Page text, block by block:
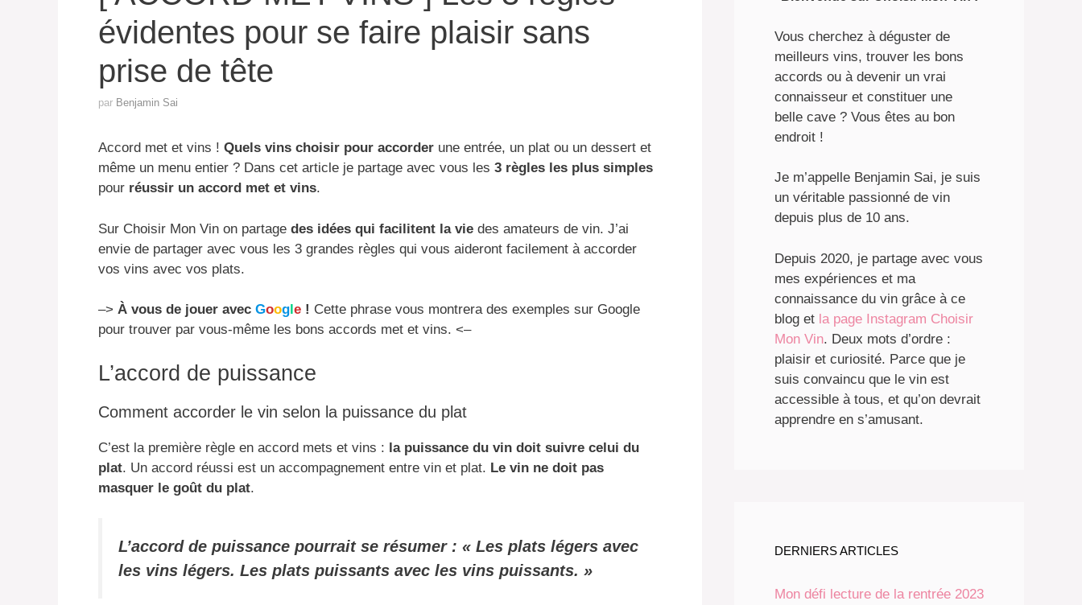
évidentes pour se faire plaisir sans
prise de tête
par Benjamin Sai
Accord met et vins ! Quels vins choisir pour accorder une entrée, un plat ou un dessert et
même un menu entier ? Dans cet article je partage avec vous les 3 règles les plus simples
pour réussir un accord met et vins.
Sur Choisir Mon Vin on partage des idées qui facilitent la vie des amateurs de vin. J’ai
envie de partager avec vous les 3 grandes règles qui vous aideront facilement à accorder
vos vins avec vos plats.
–> À vous de jouer avec Goog e ! Cette phrase vous montrera des exemples sur Google
pour trouver par vous-même les bons accords met et vins. <–
L’accord de puissance
Comment accorder le vin selon la puissance du plat
C’est la première règle en accord mets et vins : la puissance du vin doit suivre celui du
plat. Un accord réussi est un accompagnement entre vin et plat. Le vin ne doit pas
masquer le goût du plat.
L’accord de puissance pourrait se résumer : « Les plats légers avec
les vins légers. Les plats puissants avec les vins puissants. »
Vous cherchez à déguster de
meilleurs vins, trouver les bons
accords ou à devenir un vrai
connaisseur et constituer une
belle cave ? Vous êtes au bon
endroit !
Je m’appelle Benjamin Sai, je suis
un véritable passionné de vin
depuis plus de 10 ans.
Depuis 2020, je partage avec vous
mes expériences et ma
connaissance du vin grâce à ce
blog et la page Instagram Choisir
Mon Vin. Deux mots d’ordre :
plaisir et curiosité. Parce que je
suis convaincu que le vin est
accessible à tous, et qu’on devrait
apprendre en s’amusant.
DERNIERS ARTICLES
Mon défi lecture de la rentrée 2023